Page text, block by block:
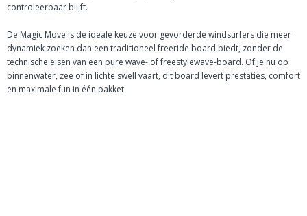
controleerbaar blijft.
De Magic Move is de ideale keuze voor gevorderde windsurfers die meer
dynamiek zoeken dan een traditioneel freeride board biedt, zonder de
technische eisen van een pure wave- of freestylewave-board. Of je nu op
binnenwater, zee of in lichte swell vaart, dit board levert prestaties, comfort
en maximale fun in één pakket.